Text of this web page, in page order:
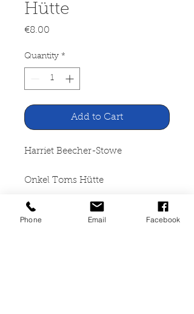
Hütte
€8.00
Quantity *
Add to Cart
Harriet Beecher-Stowe
Onkel Toms Hütte
Verlag Neues Leben, Berlin
1978
Phone Email Facebook